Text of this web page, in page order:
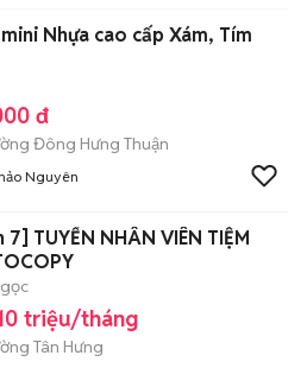
Nhựa cao cấp Xám, Tím
đ
Đông Hưng Thuận
Nguyên
7] TUYỂN NHÂN VIÊN TIỆM
triệu/tháng
Tân Hưng